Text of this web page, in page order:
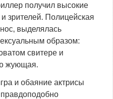
получил высокие
зрителей. Полицейская
выделялась
образом:
свитере и
жующая.
и обаяние актрисы